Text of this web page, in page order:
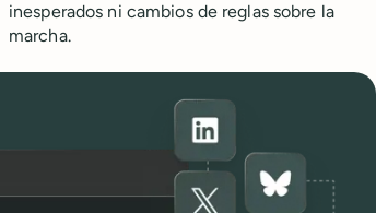
inesperados ni cambios de reglas sobre la
marcha.